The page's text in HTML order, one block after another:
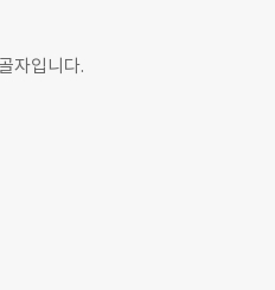
자입니다.